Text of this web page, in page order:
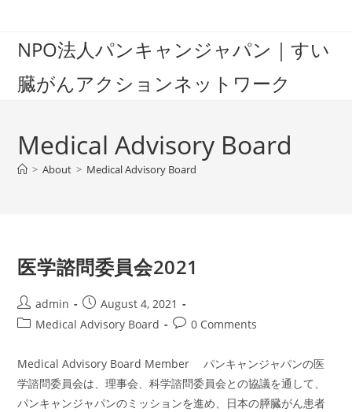
contentNPO法人パンキャンジャパン｜すい
臓がんアクションネットワーク
Medical Advisory Board
> About > Medical Advisory Board
医学諮問委員会2021
Post
author:
admin
Post
published:
August 4, 2021
PostMedical Advisory Board
Post0 Comments
Medical Advisory Board Member パンキャンジャパンの医
学諮問委員会は、理事会、科学諮問委員会との協議を通して、
パンキャンジャパンのミッションを進め、日本の膵臓がん患者